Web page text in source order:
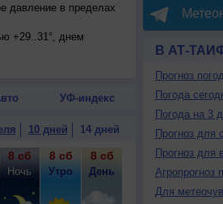
давление в пределах
+29..31°, днем
УФ-индекс
10 дней 14 дней
8 сб
Ночь
8 сб
Утро
8 сб
День
8 сб
Вечер
9 вс
Ночь
9
В АТ-
Прогноз
Погода
Погода на 3
Прогноз для
Прогноз для
Агропрогноз
Для